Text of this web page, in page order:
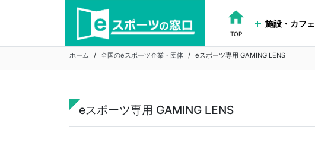
home
TOP
施設・カフェ
ホーム 全国のeスポーツ企業・団体 eスポーツ専用 GAMING LENS
eスポーツ専用 GAMING LENS